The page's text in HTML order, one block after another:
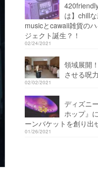
は】chill
musicとcawaii雑貨の
ジェクト誕生？！
02/24/2021
領域展開
させる呪力
02/02/2021
ディズニ
ホップ』
ーンバケットを創り出
01/26/2021